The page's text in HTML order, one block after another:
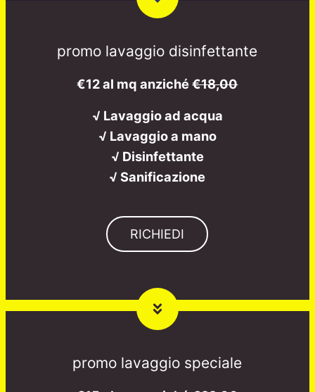
promo lavaggio disinfettante
€12 al mq anziché€18,00
√ Lavaggio ad acqua
√ Lavaggio a mano
√ Disinfettante
√ Sanificazione
RICHIEDI
promo lavaggio speciale